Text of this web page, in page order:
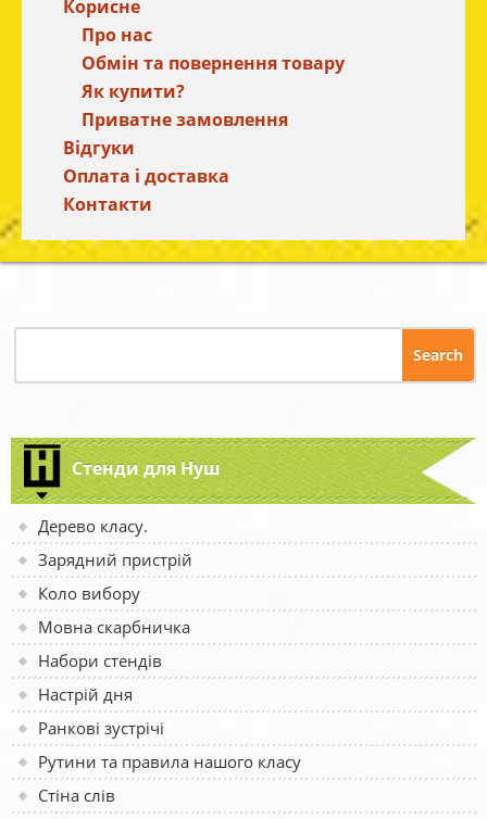
Корисне
Про нас
Обмін та повернення товару
Як купити?
Приватне замовлення
Відгуки
Оплата і доставка
Контакти
Стенди для Нуш
Дерево класу.
Зарядний пристрій
Коло вибору
Мовна скарбничка
Набори стендів
Настрій дня
Ранкові зустрічі
Рутини та правила нашого класу
Стіна слів